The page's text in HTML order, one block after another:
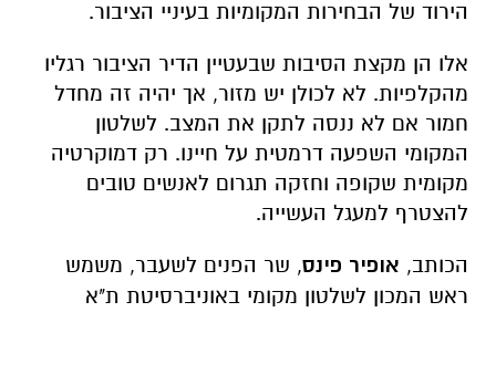
הירוד של הבחירות המקומיות בעיניי הציבור.
אלו הן מקצת הסיבות שבעטיין הדיר הציבור רגליו
מהקלפיות. לא לכולן יש מזור, אך יהיה זה מחדל
חמור אם לא ננסה לתקן את המצב. לשלטון
המקומי השפעה דרמטית על חיינו. רק דמוקרטיה
מקומית שקופה וחזקה תגרום לאנשים טובים
להצטרף למעגל העשייה.
הכותב, אופיר פינס, שר הפנים לשעבר, משמש
ראש המכון לשלטון מקומי באוניברסיטת ת"א